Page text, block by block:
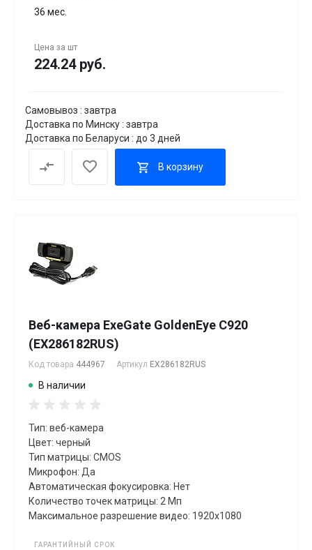
36 мес.
Цена за шт
224.24 руб.
Самовывоз : завтра
Доставка по Минску : завтра
Доставка по Беларуси : до 3 дней
В корзину
Веб-камера ExeGate GoldenEye C920
(EX286182RUS)
Код товара 444967 Артикул EX286182RUS
В наличии
Тип: веб-камера
Цвет: черный
Тип матрицы: CMOS
Микрофон: Да
Автоматическая фокусировка: Нет
Количество точек матрицы: 2 Мп
Максимальное разрешение видео: 1920x1080
ГАРАНТИЙНЫЙ СРОК